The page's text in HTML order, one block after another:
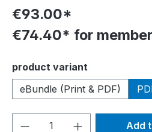
€93.00*
€74.40* for
Select
product variant
eBundle (Print & PDF)
Product Quantity:Add